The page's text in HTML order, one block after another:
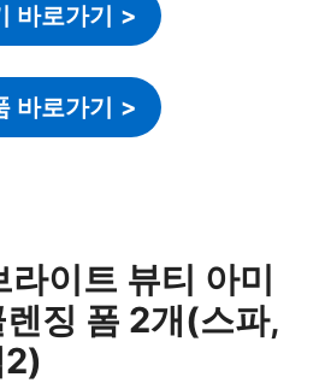
바로가기 >
바로가기 >
이트 뷰티 아미
징 폼 2개(스파,
2)